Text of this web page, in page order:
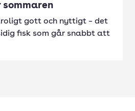
gott och nyttigt – det
fisk som går snabbt att